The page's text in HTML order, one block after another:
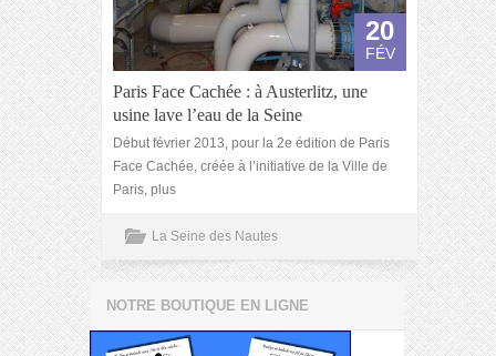
20
FÉV
Paris Face Cachée : à Austerlitz, une
usine lave l’eau de la Seine
Début février 2013, pour la 2e édition de Paris
Face Cachée, créée à l’initiative de la Ville de
Paris, plus
La Seine des Nautes
NOTRE BOUTIQUE EN LIGNE